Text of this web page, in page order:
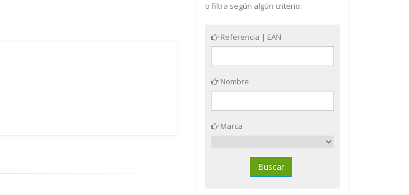
o filtra según algún criterio:
Referencia | EAN
Nombre
Marca